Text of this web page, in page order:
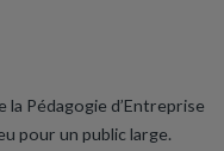
Pédagogie d’Entreprise
pour un public large.